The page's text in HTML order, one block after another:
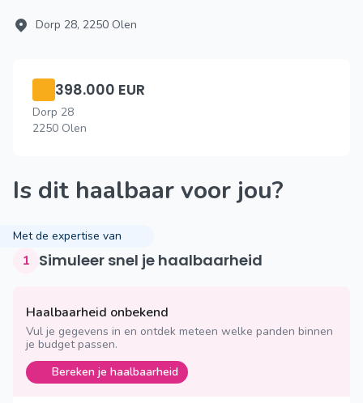
Dorp 28, 2250 Olen
398.000 EUR
Dorp 28
2250 Olen
Is dit haalbaar voor jou?
Met de expertise van
1 Simuleer snel je haalbaarheid
Haalbaarheid onbekend
Vul je gegevens in en ontdek meteen welke panden binnen
je budget passen.
Bereken je haalbaarheid